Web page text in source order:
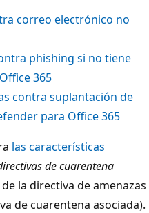
correo electrónico no
phishing si no tiene
365
contra suplantación de
para Office 365
las características
de cuarentena
la directiva de amenazas
de cuarentena asociada).